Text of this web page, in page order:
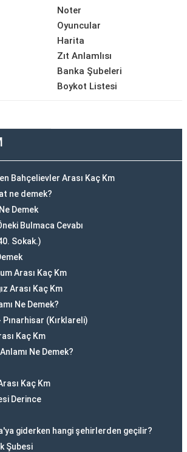
Noter
Oyuncular
Harita
Zıt Anlamlısı
Banka Şubeleri
Boykot Listesi
Bahçelievler Arası Kaç Km
ne demek?
Demek
Bulmaca Cevabı
Sokak.)
Arası Kaç Km
Arası Kaç Km
Ne Demek?
(Kırklareli)
Kaç Km
Ne Demek?
Kaç Km
Derince
giderken hangi şehirlerden geçilir?
Şubesi